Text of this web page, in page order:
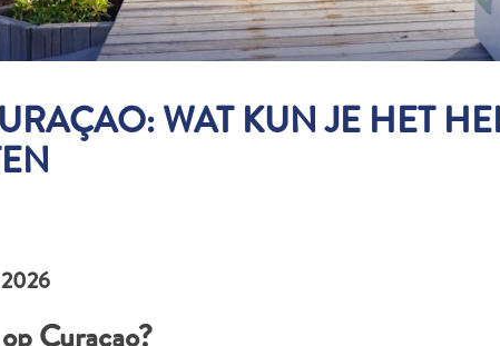
WAT KUN JE HET
Curaçao?